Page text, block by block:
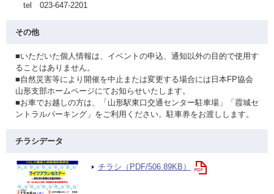
tel 023-647-2201
その他
■いただいた個人情報は、イベントの申込、通知以外の目的で使用す
ることはありません。
■自然災害等により開催を中止または変更する場合には日本FP協会
山形支部ホームページにてお知らせいたします。
■お車でお越しの方は、「山形駅東口交通センター駐車場」「霞城セ
ントラルパーキング」をご利用ください。駐車券をお渡しします。
チラシデータ
チラシ（PDF/506.89KB）